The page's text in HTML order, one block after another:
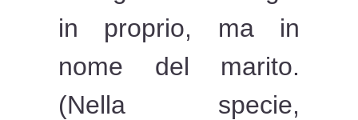
in proprio, ma in
nome del marito.
(Nella specie,